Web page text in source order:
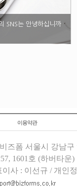
SNS는 안녕하십니까
이용약관
즈폼 서울시 강남구
1601호 (하버타운)
이사 : 이선규 / 개인